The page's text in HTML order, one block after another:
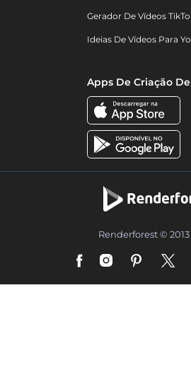
Gerador De Vídeos
Ideias De Vídeos Para
Apps De Criação
Renderforest © 2013